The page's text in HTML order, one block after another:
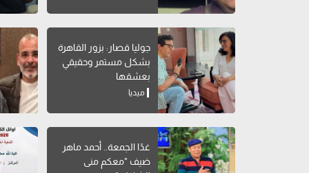
جوليا قصار: بزور القاهرة
بشكل مستمر وحقيقي
بعشقها
ميديا
غدًا الجمعة.. أحمد ماهر
ضيف "معكم منى